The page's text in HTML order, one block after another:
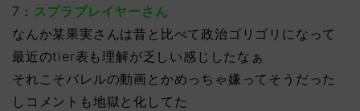
7： スプラプレイヤーさん
なんか某果実さんは昔と比べて政治ゴリゴリになって
最近のtier表も理解が乏しい感じしたなぁ
それこそバレルの動画とかめっちゃ嫌ってそうだった
しコメントも地獄と化してた